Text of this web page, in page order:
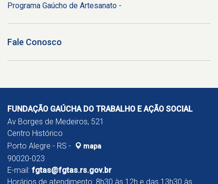
Programa Gaúcho de Artesanato -
Fale Conosco
FUNDAÇÃO GAÚCHA DO TRABALHO E AÇÃO SOCIAL
Av Borges de Medeiros, 521
Centro Histórico
Porto Alegre - RS -
mapa
90020-023
E-mail: fgtas@fgtas.rs.gov.br
Horários de atendimento: 8h30 às 12h e das 13h30 às